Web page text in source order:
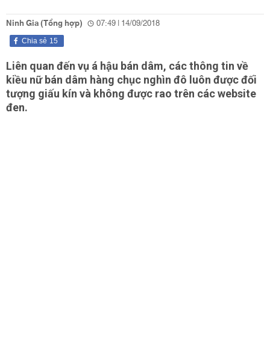
Ninh Gia (Tổng hợp) 07:49 | 14/09/2018
15
Chia sẻ
Liên quan đến vụ á hậu bán dâm, các thông tin về
kiều nữ bán dâm hàng chục nghìn đô luôn được đối
tượng giấu kín và không được rao trên các website
đen.